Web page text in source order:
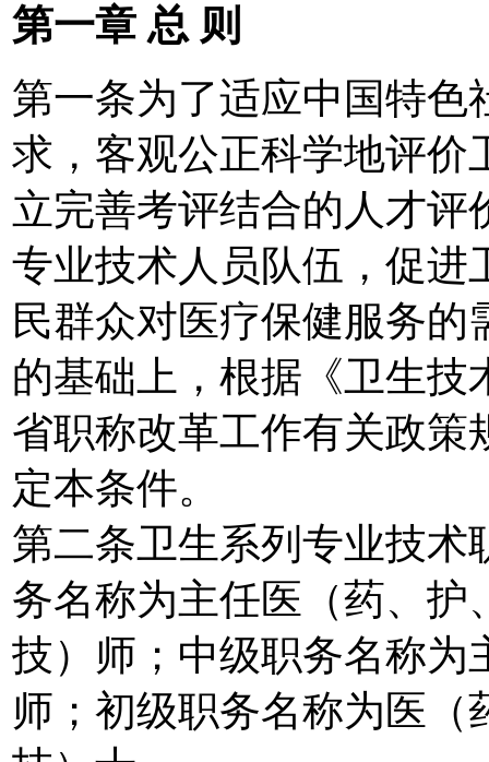
第一章 总 则
第一条为了适应中国特色
求，客观公正科学地评价
立完善考评结合的人才评
专业技术人员队伍，促进
民群众对医疗保健服务
的基础上，根据《卫生技
省职称改革工作有关政策
定本条件。
第二条卫生系列专业技术
务名称为主任医（药、护
技）师；中级职务名称为
师；初级职务名称为医